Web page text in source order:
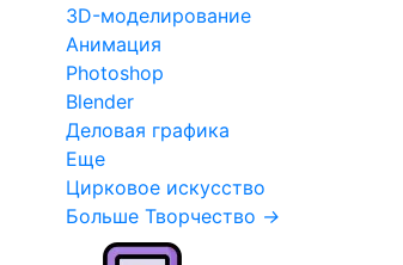
3D-моделирование
Анимация
Photoshop
Blender
Деловая графика
Еще
Цирковое искусство
Больше Творчество →